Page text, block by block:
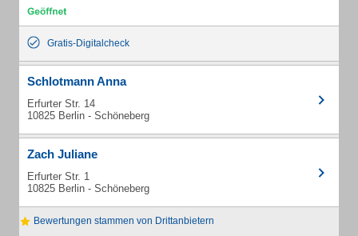
Gratis-Digitalcheck
Schlotmann Anna
Erfurter Str. 14
10825 Berlin - Schöneberg
Zach Juliane
Erfurter Str. 1
10825 Berlin - Schöneberg
Bewertungen stammen von Drittanbietern